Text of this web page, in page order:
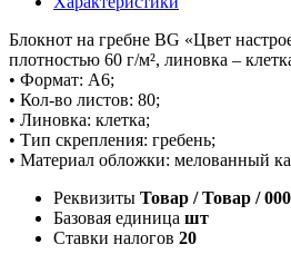
Блокнот на гребне BG «Цвет
плотностью 60 г/м², линовка –
• Формат: А6;
• Кол-во листов: 80;
• Линовка: клетка;
• Тип скрепления: гребень;
• Материал обложки: мелованный
Реквизиты Товар / Товар /
Базовая единица шт
Ставки налогов 20